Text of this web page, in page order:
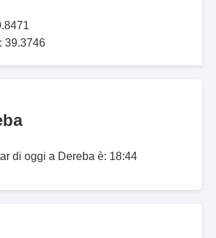
39.3746
di oggi a Dereba è: 18:44